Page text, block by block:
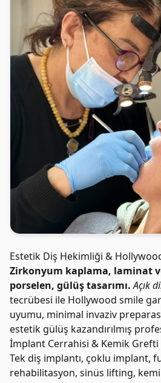
Estetik Diş Hekimliği &
Zirkonyum kaplama, laminat
porselen, gülüş tasarımı. Açık
tecrübesi ile Hollywood smile
uyumu, minimal invaziv
estetik gülüş kazandırılmış
İmplant Cerrahisi & Kemik Grefti
Tek diş implantı, çoklu implant,
rehabilitasyon, sinüs lifting,